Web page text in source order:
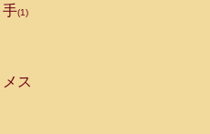
手(1)
メス